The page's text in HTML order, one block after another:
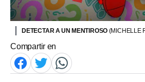
DETECTAR A UN MENTIROSO (MICHELLE
Compartir en